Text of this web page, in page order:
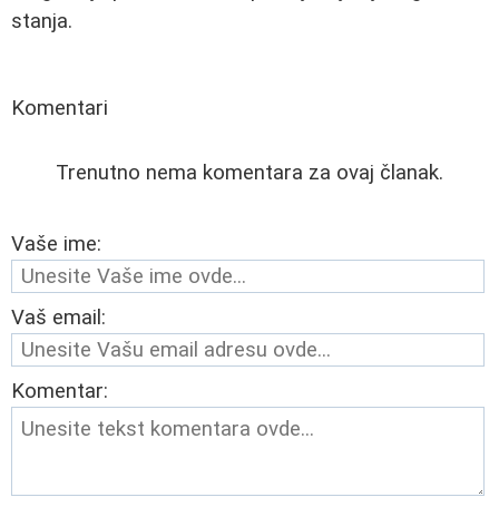
stanja.
Komentari
Trenutno nema komentara za ovaj članak.
Vaše ime:
Vaš email:
Komentar: